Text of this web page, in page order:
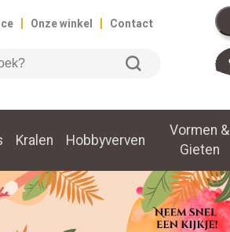
| Onze winkel | Contact
Kralen Hobbyverven
Vormen &
Gieten